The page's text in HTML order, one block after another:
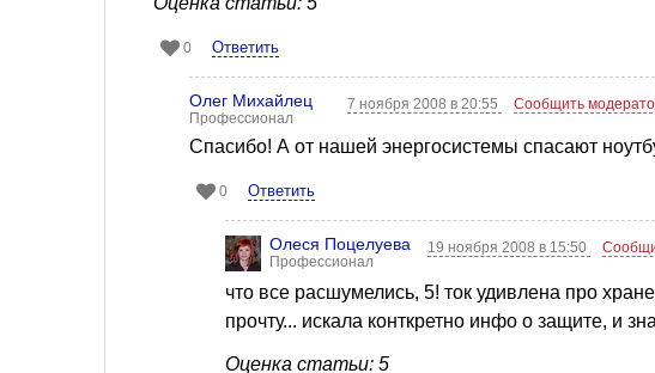
0 Ответить
Олег Михайлец
Профессионал
7 ноября 2008 в 20:55 Сообщить
Спасибо! А от нашей энергосистемы спасают
0 Ответить
Олеся Поцелуева
Профессионал
19 ноября 2008 в 15:50
что все расшумелись, 5! ток удивлена про
прочту... искала конткретно инфо о защите, и
Оценка статьи: 5